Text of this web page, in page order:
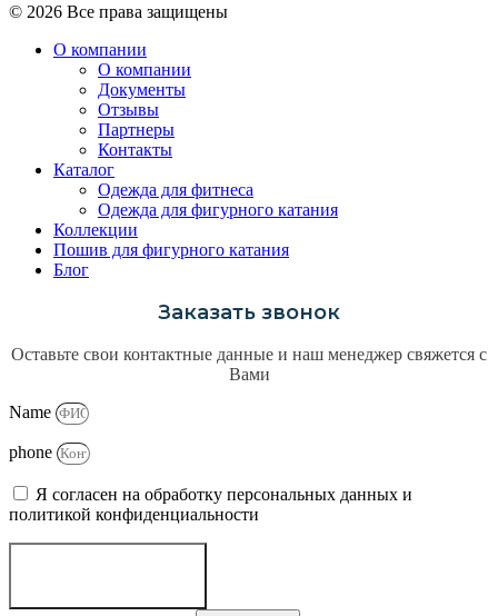
© 2026 Все права защищены
О компании
О компании
Документы
Отзывы
Партнеры
Контакты
Каталог
Одежда для фитнеса
Одежда для фигурного катания
Коллекции
Пошив для фигурного катания
Блог
Заказать звонок
Оставьте свои контактные данные и наш менеджер свяжется с
Вами
Name
phone
Я согласен на обработку персональных данных и
политикой конфиденциальности